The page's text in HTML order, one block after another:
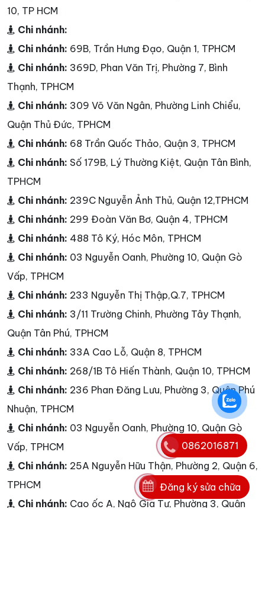
10, TP HCM
Chi nhánh:
Chi nhánh: 69B, Trần Hưng Đạo, Quận 1, TPHCM
Chi nhánh: 369D, Phan Văn Trị, Phường 7, Bình
Thạnh, TPHCM
Chi nhánh: 309 Võ Văn Ngân, Phường Linh Chiểu,
Quận Thủ Đức, TPHCM
Chi nhánh: 68 Trần Quốc Thảo, Quận 3, TPHCM
Chi nhánh: Số 179B, Lý Thường Kiệt, Quận Tân Bình,
TPHCM
Chi nhánh: 239C Nguyễn Ảnh Thủ, Quận 12,TPHCM
Chi nhánh: 299 Đoàn Văn Bơ, Quận 4, TPHCM
Chi nhánh: 488 Tô Ký, Hóc Môn, TPHCM
Chi nhánh: 03 Nguyễn Oanh, Phường 10, Quận Gò
Vấp, TPHCM
Chi nhánh: 233 Nguyễn Thị Thập,Q.7, TPHCM
Chi nhánh: 3/11 Trường Chinh, Phường Tây Thạnh,
Quận Tân Phú, TPHCM
Chi nhánh: 33A Cao Lỗ, Quận 8, TPHCM
Chi nhánh: 268/1B Tô Hiến Thành, Quận 10, TPHCM
Chi nhánh: 236 Phan Đăng Lưu, Phường 3, Quận Phú
Nhuận, TPHCM
Chi nhánh: 03 Nguyễn Oanh, Phường 10, Quận Gò
Vấp, TPHCM
Chi nhánh: 25A Nguyễn Hữu Thận, Phường 2, Quận 6,
TPHCM
Chi nhánh: Cao ốc A, Ngô Gia Tự, Phường 3, Quận
Đăng ký sửa chữa
0862016871